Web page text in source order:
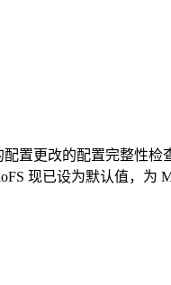
配置更改的配置完整性
现已设为默认值，为